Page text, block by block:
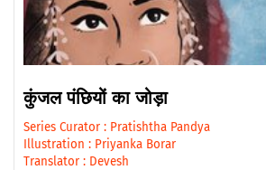
कुंजल पंछियों का जोड़ा
Series Curator : Pratishtha Pandya
Illustration : Priyanka Borar
Translator : Devesh